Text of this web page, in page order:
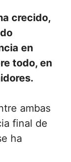
crecido,
en
todo, en
ambas
final de
ha